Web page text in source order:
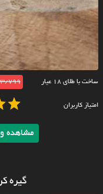
ساخت با طلای ۱۸ عیار 799
امتیاز کاربران
مشاهده
گیره